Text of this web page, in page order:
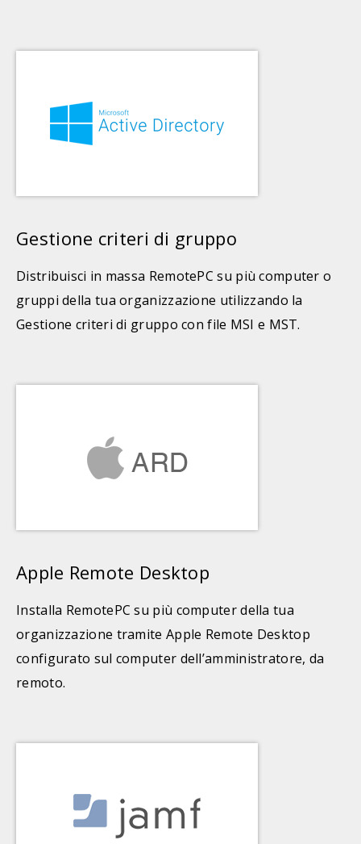
Gestione criteri di gruppo
Distribuisci in massa RemotePC su più computer o
gruppi della tua organizzazione utilizzando la
Gestione criteri di gruppo con file MSI e MST.
Apple Remote Desktop
Installa RemotePC su più computer della tua
organizzazione tramite Apple Remote Desktop
configurato sul computer dell’amministratore, da
remoto.